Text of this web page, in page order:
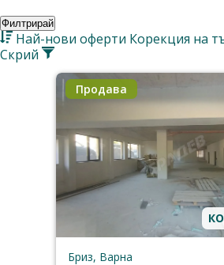
Филтрирай
Най-нови оферти Корекция на
Скрий
Продава
Бриз, Варна